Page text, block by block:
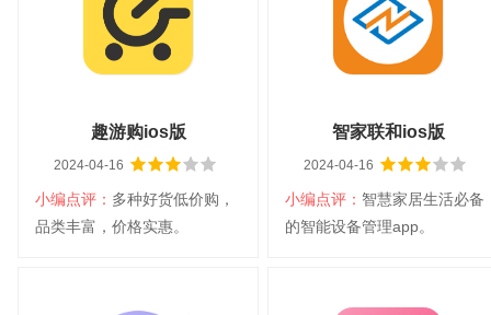
分类：生活软件
语言：中文
查看详情
扫码立即下载
分类：生活软件
语言：中文
查看详情
扫码立即下载
趣游购ios版
2024-04-16
小编点评： 多种好货低价购，
品类丰富，价格实惠。
智家联和ios版
2024-04-16
小编点评： 智慧家居生活必备
的智能设备管理app。